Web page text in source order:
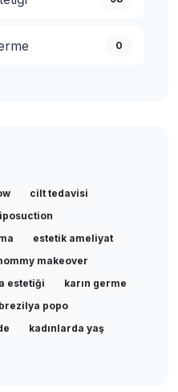
0
cilt tedavisi
estetik ameliyat
makeover
estetiği
karın germe
brezilya popo
kadınlarda yaş